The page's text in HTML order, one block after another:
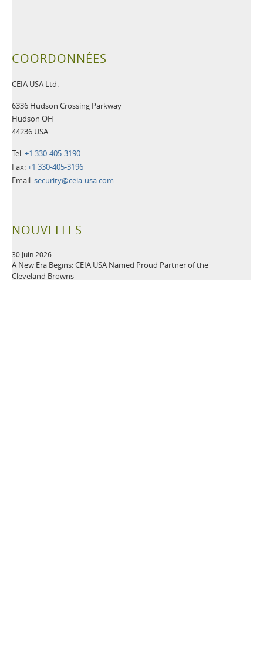
COORDONNÉES
CEIA USA Ltd.
6336 Hudson Crossing Parkway
Hudson OH
44236 USA
Tel:+1 330-405-3190
Fax:+1 330-405-3196
Email:security@ceia-usa.com
NOUVELLES
30 Juin 2026
A New Era Begins: CEIA USA Named Proud Partner of the
Cleveland Browns